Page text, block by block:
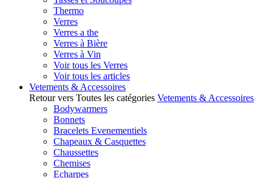
Thermo
Verres
Verres a the
Verres à Bière
Verres à Vin
Voir tous les Verres
Voir tous les articles
Vetements & Accessoires
Retour vers Toutes les catégories Vetements & Accessoires
Bodywarmers
Bonnets
Bracelets Evenementiels
Chapeaux & Casquettes
Chaussettes
Chemises
Echarpes